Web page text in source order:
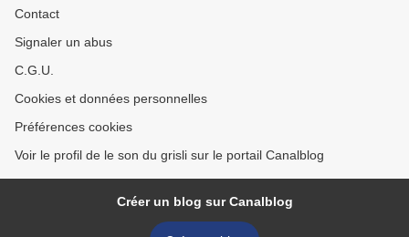
Contact
Signaler un abus
C.G.U.
Cookies et données personnelles
Préférences cookies
Voir le profil de le son du grisli sur le portail Canalblog
Créer un blog sur Canalblog